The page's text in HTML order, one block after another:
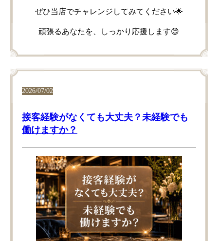
ぜ​ひ当店で​チャレンジしてみてください​🌟
頑張る​あなたを、​しっかり​応援します😊
2026/07/02
接客経験がなくても大丈夫？未経験でも
働けますか？